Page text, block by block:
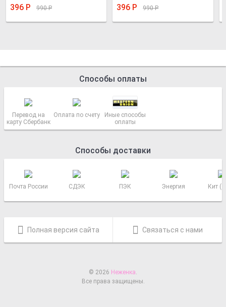
396 Р 990Р 396 Р 990Р
Способы оплаты
Перевод на
карту Сбербанк
Оплата по счету
Иные способы
оплаты
Способы доставки
Почта России СДЭК ПЭК Энергия Кит
Полная версия сайта Связаться с нами
© 2026 Неженка.
Все права защищены.